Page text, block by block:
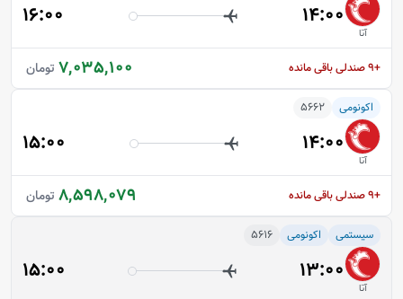
آتا
14:00
16:00
7,035,100 تومان +9 صندلی باقی مانده
اکونومی 5662
آتا
14:00
15:00
8,598,079 تومان +9 صندلی باقی مانده
سیستمی اکونومی 5616
آتا
13:00
15:00